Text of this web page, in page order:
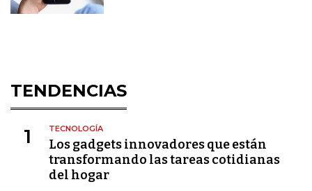
TENDENCIAS
1 TECNOLOGÍA
Los gadgets innovadores que están
transformando las tareas cotidianas
del hogar